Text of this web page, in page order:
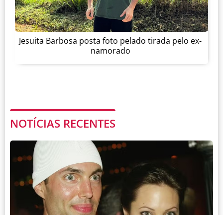
Jesuita Barbosa posta foto pelado tirada pelo ex-
namorado
NOTÍCIAS RECENTES